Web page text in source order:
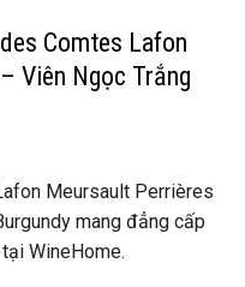
Comtes Lafon
Viên Ngọc Trắng
Meursault Perrières
mang đẳng cấp
WineHome.